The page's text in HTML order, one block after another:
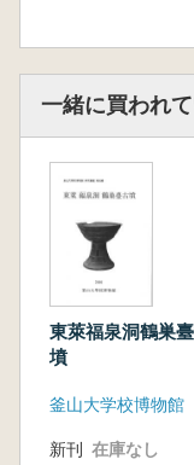
一緒に買われ
東萊福泉洞鶴巣
墳
釜山大学校博物館
新刊 在庫なし